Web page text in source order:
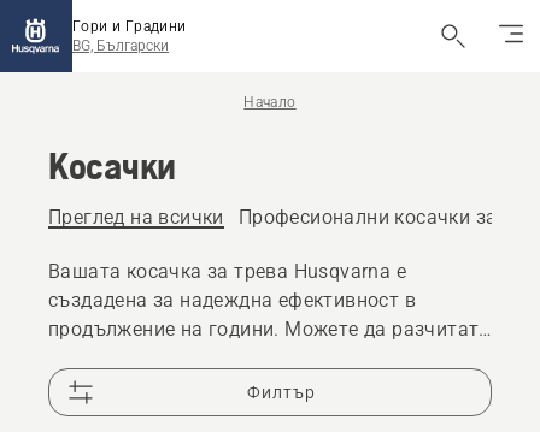
Гори и Градини
BG, Български
Начало
Косачки
Преглед на всички Професионални косачки за
Вашата косачка за трева Husqvarna е
създадена за надеждна ефективност в
продължение на години. Можете да разчитате
години на части за косачки за трева и 25 000
търговци по целия свят, ако се нуждаете от
Филтър